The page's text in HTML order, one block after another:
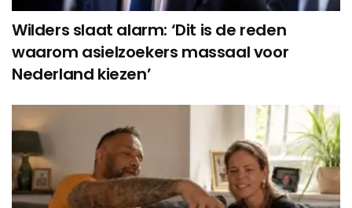
Wilders slaat alarm: ‘Dit is de reden
waarom asielzoekers massaal voor
Nederland kiezen’